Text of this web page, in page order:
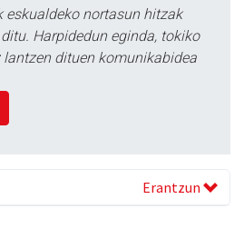
eskualdeko nortasun hitzak
Harpidedun eginda, tokiko
dituen komunikabidea
Erantzun